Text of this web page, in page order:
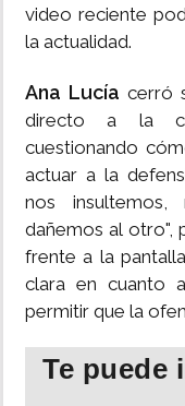
video reciente
la actualidad.
Ana Lucía cerró
directo a la
cuestionando
actuar a la
nos
dañemos al otro",
frente a la
clara en cuanto
permitir que la
Te puede